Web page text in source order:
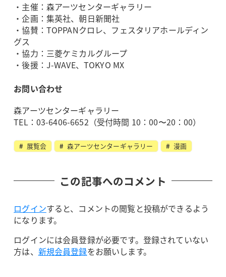
・主催：森アーツセンターギャラリー
・企画：集英社、朝日新聞社
・協賛：TOPPANクロレ、フェスタリアホールディン
グス
・協力：三菱ケミカルグループ
・後援：J-WAVE、TOKYO MX
お問い合わせ
森アーツセンターギャラリー
TEL：03-6406-6652（受付時間 10：00〜20：00）
展覧会 森アーツセンターギャラリー 漫画
この記事へのコメント
ログインすると、コメントの閲覧と投稿ができるよう
になります。
ログインには会員登録が必要です。登録されていない
方は、 新規会員登録をお願いします。